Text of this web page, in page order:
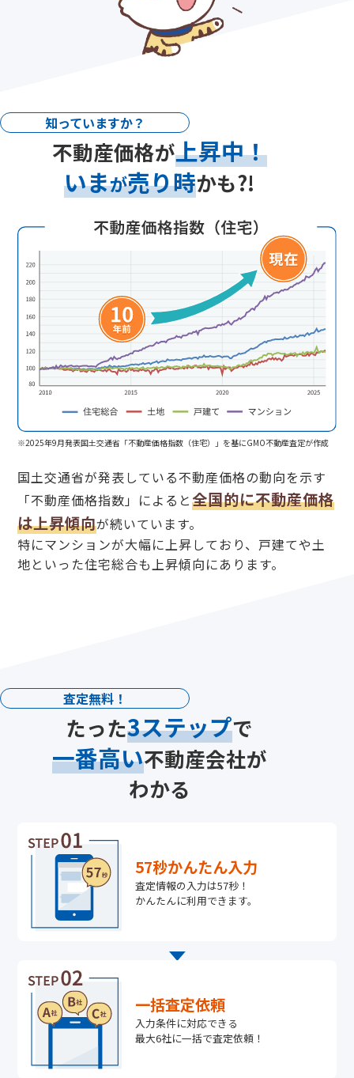
知っていますか？
不動産価格が上昇中！
いまが売り時かも?!
※2025年9月発表国土交通省「不動産価格指数（住宅）」を基にGMO不動産査定が作成
国土交通省が発表している不動産価格の動向を示す
「不動産価格指数」によると全国的に不動産価格
は上昇傾向が続いています。
特にマンションが大幅に上昇しており、 戸建てや土
地といった住宅総合も上昇傾向にあります。
査定無料！
たった3ステップで
一番高い不動産会社が
わかる
57秒かんたん入力
査定情報の入力は57秒！
かんたんに利用できます。
一括査定依頼
入力条件に対応できる
最大6社に一括で査定依頼！